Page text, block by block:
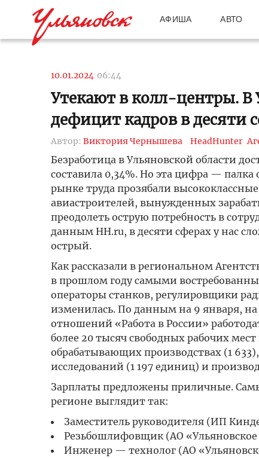
АФИША АВТО
10.01.2024 06:44
Утекают в колл-центры. В
дефицит кадров в десяти
Автор: Виктория Чернышева HeadHunter
Безработица в Ульяновской области
составила 0,34%. Но эта цифра —
рынке труда прозябали
авиастроителей, вынужденных
преодолеть острую потребность в
данным HH.ru, в десяти сферах у нас
острый.
Как рассказали в региональном
в прошлом году самыми
операторы станков, регулировщики
изменилась. По данным на 9 января,
отношений «Работа в России»
более 20 тысяч свободных рабочих
обрабатывающих производствах (1
исследований (1 197 единиц) и
Зарплаты предложены приличные.
регионе выглядит так:
Заместитель руководителя (ИП
Резьбошлифовщик (АО «Ульяновское
Инженер — технолог (АО